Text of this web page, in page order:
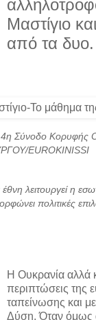
Μαστίγιο
από τα δυο.
Σύνοδο Κορυφής
EUROKINISSI
λειτουργεί η
πολιτικές
Η Ουκρανία αλλά
περιπτώσεις της
ταπείνωσης και
Δύση. Όταν όμως